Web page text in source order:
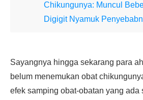
Chikungunya: Muncul
Digigit Nyamuk
Sayangnya hingga sekarang para
belum menemukan obat
efek samping obat-obatan yang ada